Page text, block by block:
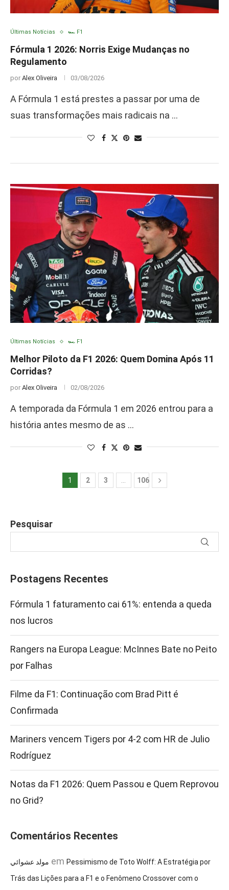
Últimas Notícias 🏎️ F1
Fórmula 1 2026: Norris Exige Mudanças no
Regulamento
por Alex Oliveira 03/08/2026
A Fórmula 1 está prestes a passar por uma de
suas transformações mais radicais na …
Últimas Notícias 🏎️ F1
Melhor Piloto da F1 2026: Quem Domina Após 11
Corridas?
por Alex Oliveira 02/08/2026
A temporada da Fórmula 1 em 2026 entrou para a
história antes mesmo de as …
1 2 3 106
Pesquisar
Postagens Recentes
Fórmula 1 faturamento cai 61%: entenda a queda
nos lucros
Rangers na Europa League: McInnes Bate no Peito
por Falhas
Filme da F1: Continuação com Brad Pitt é
Confirmada
Mariners vencem Tigers por 4-2 com HR de Julio
Rodríguez
Notas da F1 2026: Quem Passou e Quem Reprovou
no Grid?
Comentários Recentes
مولد عشوائي em Pessimismo de Toto Wolff: A Estratégia por
Trás das Lições para a F1 e o Fenômeno Crossover com o